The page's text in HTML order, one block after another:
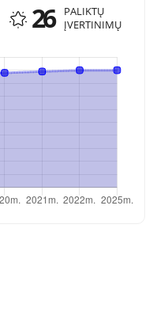
26
PALIKTŲ
ĮVERTINIMŲ